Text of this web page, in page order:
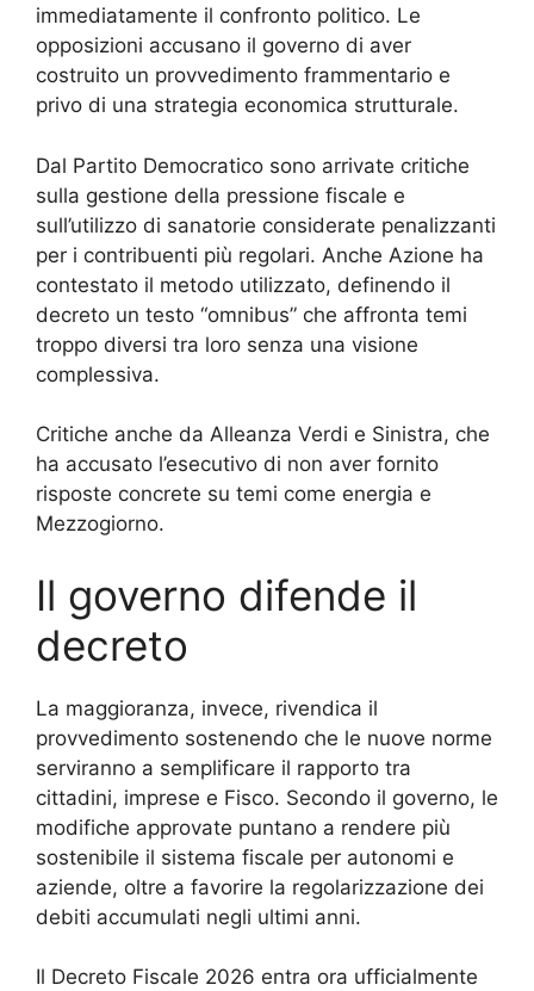
immediatamente il confronto politico. Le
opposizioni accusano il governo di aver
costruito un provvedimento frammentario e
privo di una strategia economica strutturale.
Dal Partito Democratico sono arrivate critiche
sulla gestione della pressione fiscale e
sull’utilizzo di sanatorie considerate penalizzanti
per i contribuenti più regolari. Anche Azione ha
contestato il metodo utilizzato, definendo il
decreto un testo “omnibus” che affronta temi
troppo diversi tra loro senza una visione
complessiva.
Critiche anche da Alleanza Verdi e Sinistra, che
ha accusato l’esecutivo di non aver fornito
risposte concrete su temi come energia e
Mezzogiorno.
Il governo difende il
decreto
La maggioranza, invece, rivendica il
provvedimento sostenendo che le nuove norme
serviranno a semplificare il rapporto tra
cittadini, imprese e Fisco. Secondo il governo, le
modifiche approvate puntano a rendere più
sostenibile il sistema fiscale per autonomi e
aziende, oltre a favorire la regolarizzazione dei
debiti accumulati negli ultimi anni.
Il Decreto Fiscale 2026 entra ora ufficialmente